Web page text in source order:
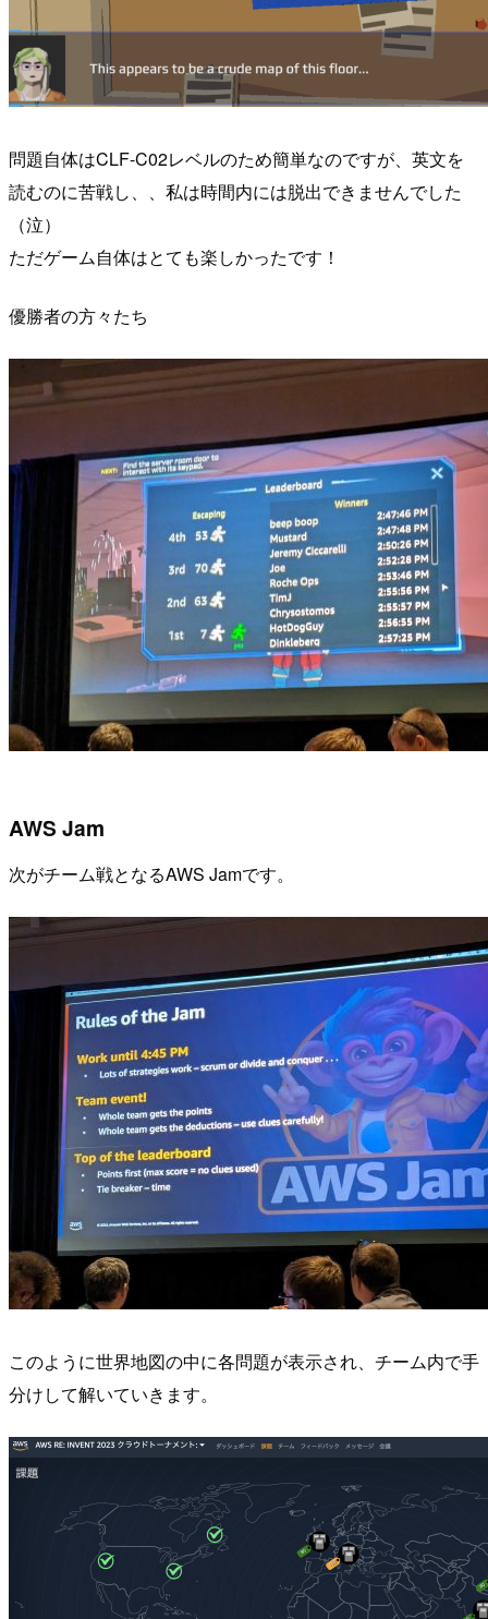
問題自体はCLF-C02レベルのため簡単なのですが、英文を
読むのに苦戦し、、私は時間内には脱出できませんでした
（泣）
ただゲーム自体はとても楽しかったです！
優勝者の方々たち
AWS Jam
次がチーム戦となるAWS Jamです。
このように世界地図の中に各問題が表示され、チーム内で手
分けして解いていきます。